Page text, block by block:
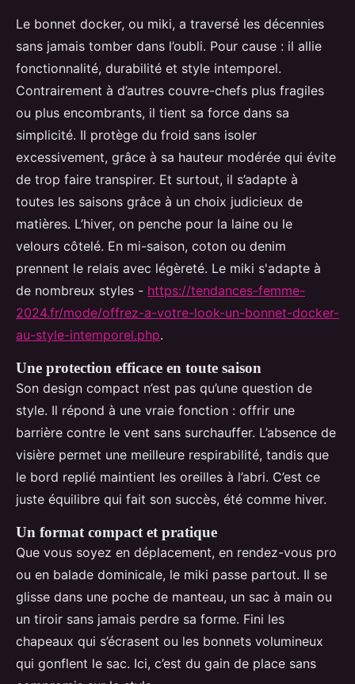
Le bonnet docker, ou miki, a traversé les décennies
sans jamais tomber dans l’oubli. Pour cause : il allie
fonctionnalité, durabilité et style intemporel.
Contrairement à d’autres couvre-chefs plus fragiles
ou plus encombrants, il tient sa force dans sa
simplicité. Il protège du froid sans isoler
excessivement, grâce à sa hauteur modérée qui évite
de trop faire transpirer. Et surtout, il s’adapte à
toutes les saisons grâce à un choix judicieux de
matières. L’hiver, on penche pour la laine ou le
velours côtelé. En mi-saison, coton ou denim
prennent le relais avec légèreté. Le miki s'adapte à
de nombreux styles - https://tendances-femme-
2024.fr/mode/offrez-a-votre-look-un-bonnet-docker-
au-style-intemporel.php.
Une protection efficace en toute saison
Son design compact n’est pas qu’une question de
style. Il répond à une vraie fonction : offrir une
barrière contre le vent sans surchauffer. L’absence de
visière permet une meilleure respirabilité, tandis que
le bord replié maintient les oreilles à l’abri. C’est ce
juste équilibre qui fait son succès, été comme hiver.
Un format compact et pratique
Que vous soyez en déplacement, en rendez-vous pro
ou en balade dominicale, le miki passe partout. Il se
glisse dans une poche de manteau, un sac à main ou
un tiroir sans jamais perdre sa forme. Fini les
chapeaux qui s’écrasent ou les bonnets volumineux
qui gonflent le sac. Ici, c’est du gain de place sans